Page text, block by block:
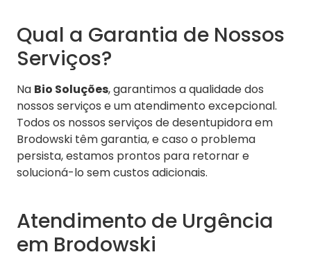
Qual a Garantia de Nossos
Serviços?
Na Bio Soluções, garantimos a qualidade dos
nossos serviços e um atendimento excepcional.
Todos os nossos serviços de desentupidora em
Brodowski têm garantia, e caso o problema
persista, estamos prontos para retornar e
solucioná-lo sem custos adicionais.
Atendimento de Urgência
em Brodowski